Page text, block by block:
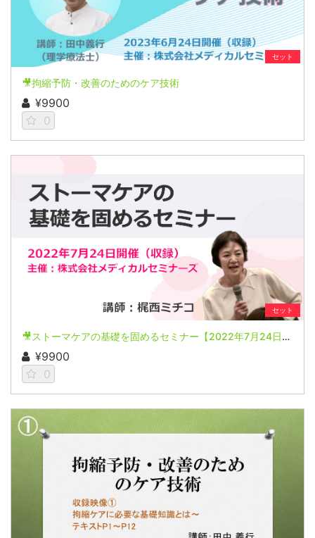
セット
🎥拘縮予防・改善のためのケア技術
¥9900
0
セット
🎥ストーマケアの基礎を固めるセミナー【2022年7月24日開催(収録)】
¥9900
0